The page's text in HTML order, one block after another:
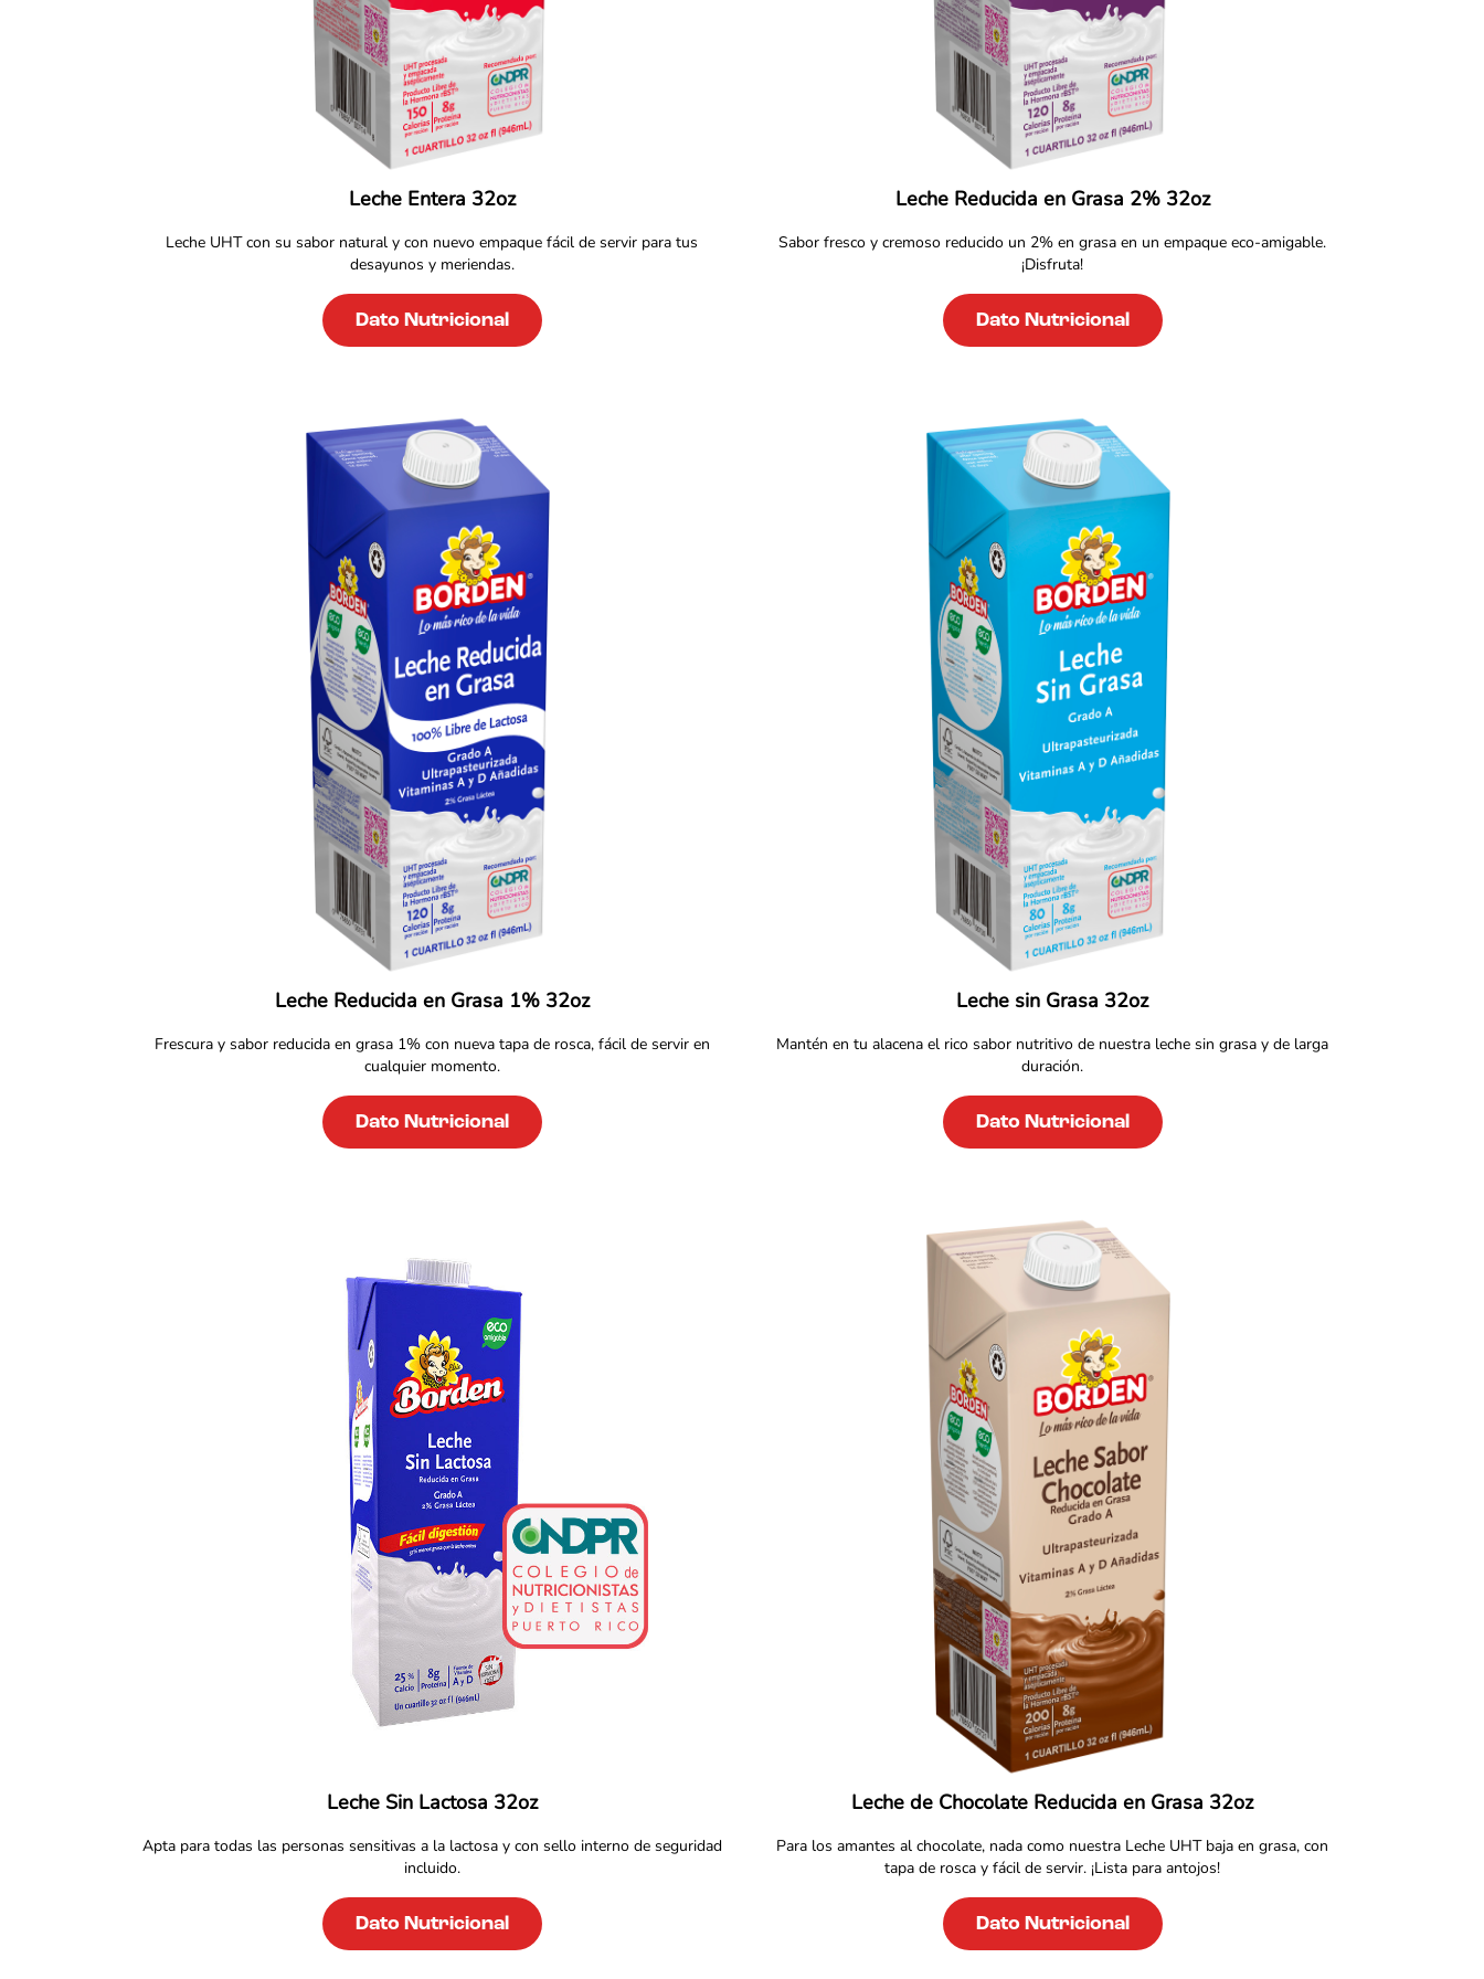
Leche Entera 32oz
Leche UHT con su sabor natural y con nuevo empaque fácil de servir para tus
desayunos y meriendas.
Dato Nutricional
Leche Reducida en Grasa 2% 32oz
Sabor fresco y cremoso reducido un 2% en grasa en un empaque eco-amigable.
¡Disfruta!
Dato Nutricional
Leche Reducida en Grasa 1% 32oz
Frescura y sabor reducida en grasa 1% con nueva tapa de rosca, fácil de servir en
cualquier momento.
Dato Nutricional
Leche sin Grasa 32oz
Mantén en tu alacena el rico sabor nutritivo de nuestra leche sin grasa y de larga
duración.
Dato Nutricional
Leche Sin Lactosa 32oz
Apta para todas las personas sensitivas a la lactosa y con sello interno de seguridad
incluido.
Dato Nutricional
Leche de Chocolate Reducida en Grasa 32oz
Para los amantes al chocolate, nada como nuestra Leche UHT baja en grasa, con
tapa de rosca y fácil de servir. ¡Lista para antojos!
Dato Nutricional